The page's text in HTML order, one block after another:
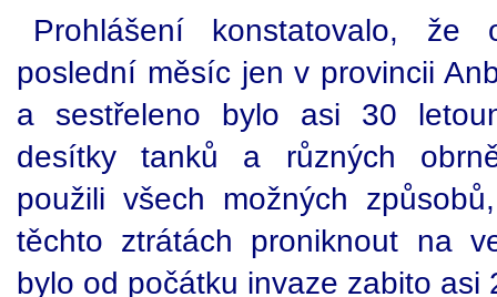
Prohlášení konstatovalo,
poslední měsíc jen v provincii
a sestřeleno bylo asi 30
desítky tanků a různých
použili všech možných
těchto ztrátách proniknout na
bylo od počátku invaze zabito